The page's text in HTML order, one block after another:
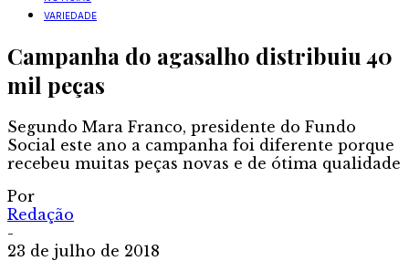
VARIEDADE
Campanha do agasalho distribuiu 40
mil peças
Segundo Mara Franco, presidente do Fundo
Social este ano a campanha foi diferente porque
recebeu muitas peças novas e de ótima qualidade
Por
Redação
-
23 de julho de 2018